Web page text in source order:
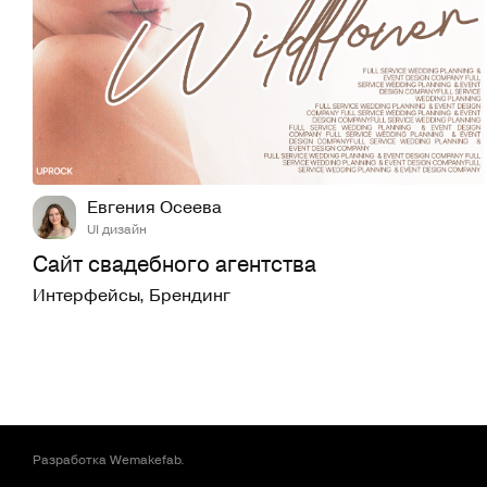
16 168
Евгения Осеева
UI дизайн
Сайт свадебного агентства
Интерфейсы, Брендинг
РазработкаWemakefab.